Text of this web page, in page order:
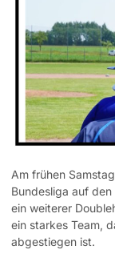
Am frühen
Bundesliga auf
ein weiterer
ein starkes Team,
abgestiegen ist.